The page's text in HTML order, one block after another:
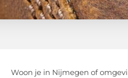
Woon je in Nijmegen of